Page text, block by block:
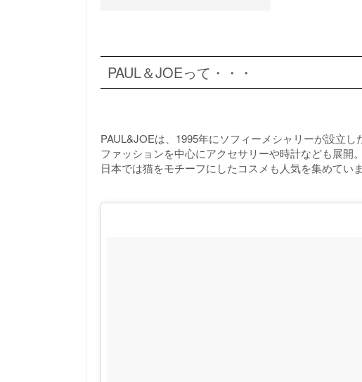
PAUL＆JOEって・・・
PAUL&JOEは、1995年にソフィーメシャリーが設立し
ファッションを中心にアクセサリーや時計なども展開。
日本では猫をモチーフにしたコスメも人気を集めていま